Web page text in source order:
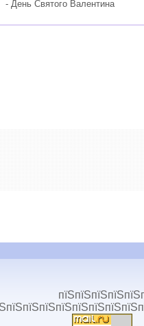
- День Святого Валентина